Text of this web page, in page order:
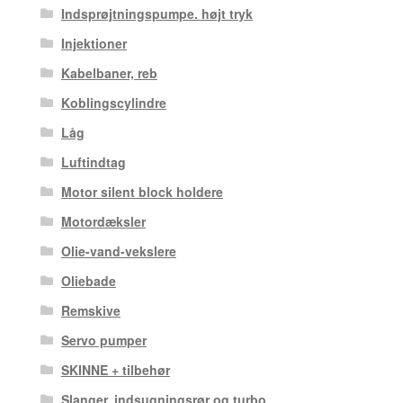
Indsprøjtningspumpe. højt tryk
Injektioner
Kabelbaner, reb
Koblingscylindre
Låg
Luftindtag
Motor silent block holdere
Motordæksler
Olie-vand-vekslere
Oliebade
Remskive
Servo pumper
SKINNE + tilbehør